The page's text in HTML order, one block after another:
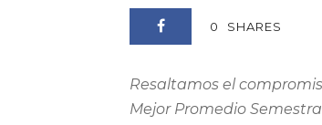
0 SHARES
Resaltamos el
Mejor Promedio